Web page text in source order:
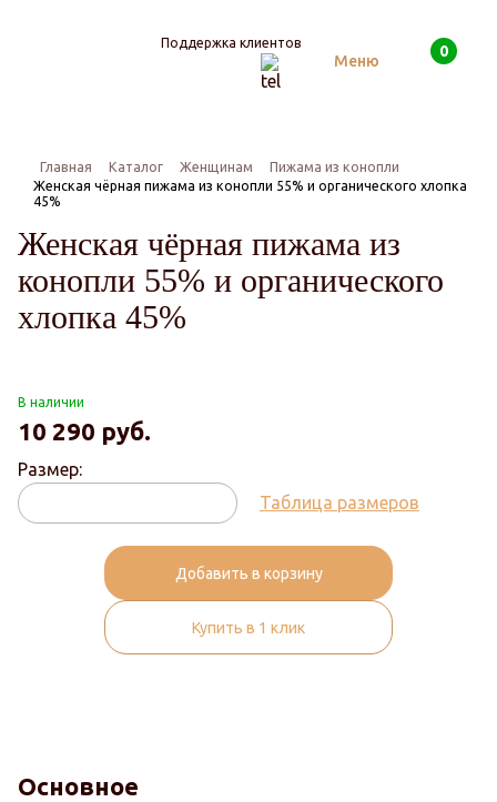
Поддержка клиентов
Меню
Поиск 0
Главная Каталог Женщинам
Пижама из конопли
Женская чёрная пижама из конопли 55% и органического хлопка
45%
Женская чёрная пижама из
конопли 55% и органического
хлопка 45%
В наличии
10 290 руб.
Размер:
Таблица размеров
Добавить в корзину
Купить в 1 клик
Основное